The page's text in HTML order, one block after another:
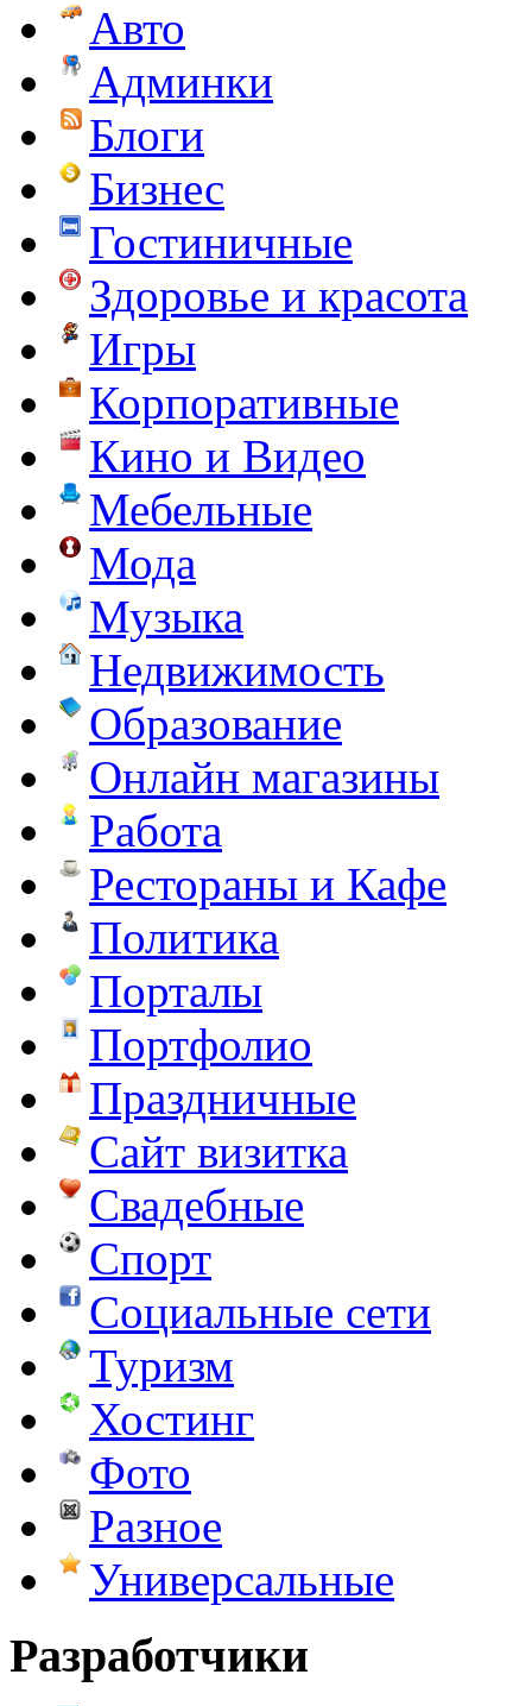
Авто
Админки
Блоги
Бизнес
Гостиничные
Здоровье и красота
Игры
Корпоративные
Кино и Видео
Мебельные
Мода
Музыка
Недвижимость
Образование
Онлайн магазины
Работа
Рестораны и Кафе
Политика
Порталы
Портфолио
Праздничные
Сайт визитка
Свадебные
Спорт
Социальные сети
Туризм
Хостинг
Фото
Разное
Универсальные
Разработчики